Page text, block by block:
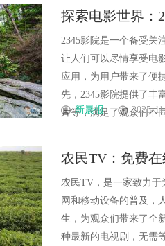
探索电影世界：
2345影院是一个备受关
让人们可以尽情享受电
应用，为用户带来了便
先，2345影院提供了丰
片等，满足了观众们不
新晨报 2025-
农民TV：免费
农民TV，是一家致力于
网和移动设备的普及，
生，为观众们带来了全
种最新的电视剧，无需